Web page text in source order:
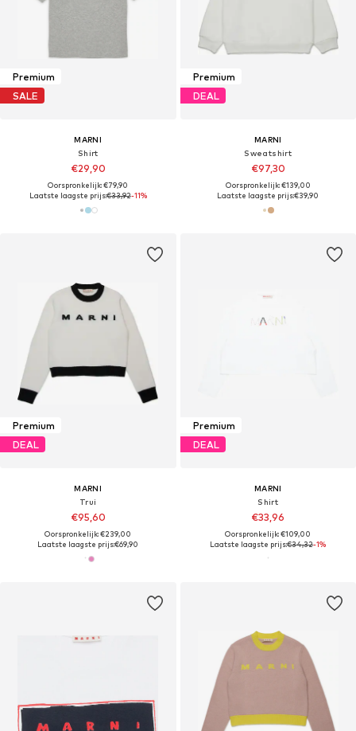
Premium
SALE
MARNI
Shirt
€29,90
Oorspronkelijk: €79,90
Laatste laagste prijs:€33,92-11%
Premium
DEAL
MARNI
Sweatshirt
€97,30
Oorspronkelijk: €139,00
Laatste laagste prijs:€39,90
Premium
DEAL
MARNI
Trui
€95,60
Oorspronkelijk: €239,00
Laatste laagste prijs:€69,90
Premium
DEAL
MARNI
Shirt
€33,96
Oorspronkelijk: €109,00
Laatste laagste prijs:€34,32-1%